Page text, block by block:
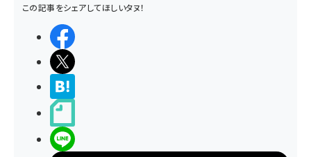
この記事をシェアしてほしいタヌ！